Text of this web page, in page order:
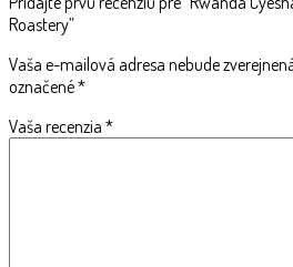
Roastery”
Vaša e-mailová adresa nebude
označené*
Vaša recenzia *